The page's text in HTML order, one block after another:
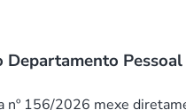
Pessoal
156/2026 mexe